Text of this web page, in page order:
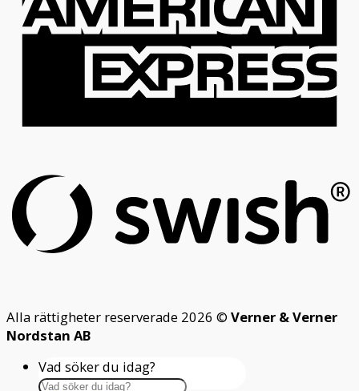
Alla rättigheter reserverade 2026 © Verner & Verner
Nordstan AB
Vad söker du idag?